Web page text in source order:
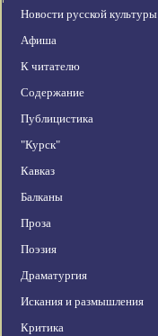
Новости русской культуры
Афиша
К читателю
Содержание
Публицистика
"Курск"
Кавказ
Балканы
Проза
Поэзия
Драматургия
Искания и размышления
Критика